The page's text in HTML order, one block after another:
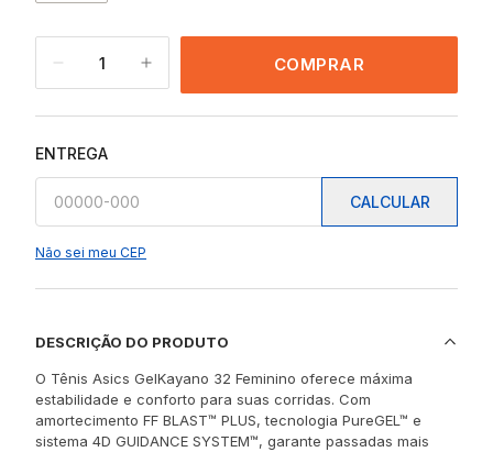
1 COMPRAR
ENTREGA
CALCULAR
Não sei meu CEP
DESCRIÇÃO DO PRODUTO
O Tênis Asics GelKayano 32 Feminino oferece máxima
estabilidade e conforto para suas corridas. Com
amortecimento FF BLAST™ PLUS, tecnologia PureGEL™ e
sistema 4D GUIDANCE SYSTEM™, garante passadas mais